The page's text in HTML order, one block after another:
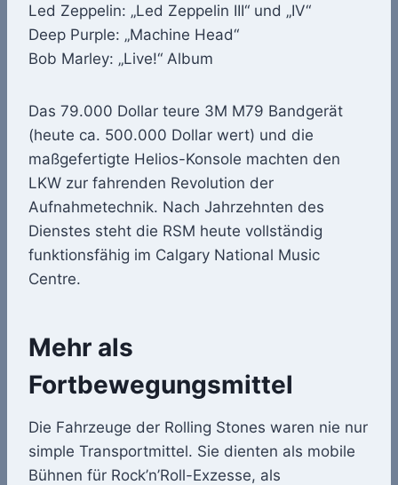
Led Zeppelin: „Led Zeppelin III“ und „IV“
Deep Purple: „Machine Head“
Bob Marley: „Live!“ Album
Das 79.000 Dollar teure 3M M79 Bandgerät
(heute ca. 500.000 Dollar wert) und die
maßgefertigte Helios-Konsole machten den
LKW zur fahrenden Revolution der
Aufnahmetechnik. Nach Jahrzehnten des
Dienstes steht die RSM heute vollständig
funktionsfähig im Calgary National Music
Centre.
Mehr als
Fortbewegungsmittel
Die Fahrzeuge der Rolling Stones waren nie nur
simple Transportmittel. Sie dienten als mobile
Bühnen für Rock’n’Roll-Exzesse, als